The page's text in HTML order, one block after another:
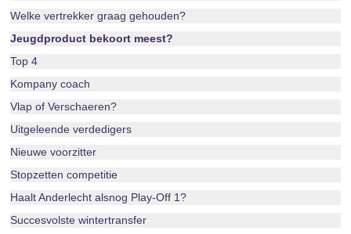
Welke vertrekker graag gehouden?
Jeugdproduct bekoort meest?
Top 4
Kompany coach
Vlap of Verschaeren?
Uitgeleende verdedigers
Nieuwe voorzitter
Stopzetten competitie
Haalt Anderlecht alsnog Play-Off 1?
Succesvolste wintertransfer